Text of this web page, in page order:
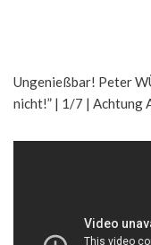
Ungenießbar! Peter
nicht!” | 1/7 | Achtung